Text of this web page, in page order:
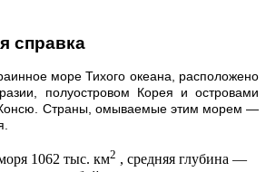
справка
море Тихого океана, расположено
полуостровом Корея и островами
Страны, омываемые этим морем —
1062 тыс. км2 , средняя глубина —